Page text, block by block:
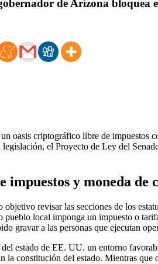
de Arizona bloquea
oasis criptográfico libre de
legislación, el Proyecto de Ley del
y moneda de
revisar las secciones de los
local imponga un impuesto o
gravar a las personas que ejecutan
estado de EE. UU. un entorno
la constitución del estado. Mientras